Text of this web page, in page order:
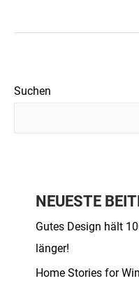
Suchen
NEUESTE
Gutes Design hält
länger!
Home Stories for